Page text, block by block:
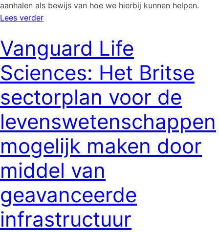
aanhalen als bewijs van hoe we hierbij kunnen helpen.
Lees verder
Vanguard Life
Sciences: Het Britse
sectorplan voor de
levenswetenschappen
mogelijk maken door
middel van
geavanceerde
infrastructuur